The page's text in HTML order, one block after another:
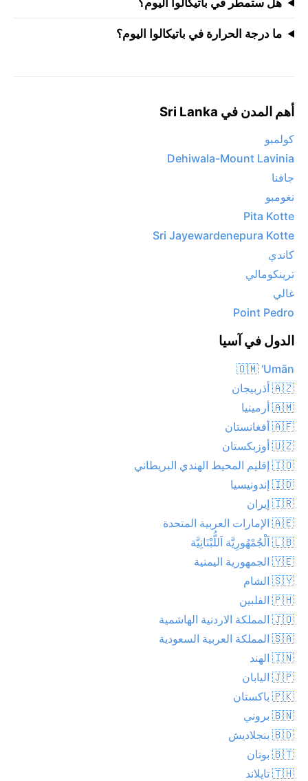
ما درجة الحرارة في باتيكالوا اليوم؟
أهم المدن في Sri Lanka
كولمبو
Dehiwala-Mount Lavinia
جافنا
نغومبو
Pita Kotte
Sri Jayewardenepura Kotte
كاندي
ترينكومالي
غالي
Point Pedro
الدول في آسيا
🇴🇲 ‘Umān
🇦🇿 أذربيجان
🇦🇲 أرمينيا
🇦🇫 أفغانستان
🇺🇿 أوزبكستان
🇮🇴 إقليم المحيط الهندي البريطاني
🇮🇩 إندونيسيا
🇮🇷 إيران
🇦🇪 الإمارات العربية المتحدة
🇱🇧 اَلْجُمْهُورِيَّة اَللُّبْنَانِيَّة
🇾🇪 الجمهورية اليمنية
🇸🇾 الشام
🇵🇭 الفلبين
🇯🇴 المملكة الاردنية الهاشمية
🇸🇦 المملكة العربية السعودية
🇮🇳 الهند
🇯🇵 اليابان
🇵🇰 باكستان
🇧🇳 بروني
🇧🇩 بنجلاديش
🇧🇹 بوتان
🇹🇭 تايلاند